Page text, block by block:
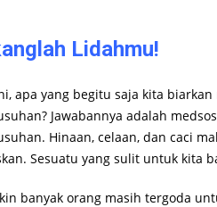
Lidahmu!
apa yang begitu saja kita
Jawabannya adalah
Hinaan, celaan, dan caci
Sesuatu yang sulit untuk kita
banyak orang masih tergoda